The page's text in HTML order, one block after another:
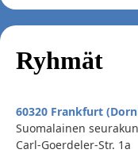
Ryhmät
60320 Frankfurt
Suomalainen
Carl-Goerdeler-Str. 1a